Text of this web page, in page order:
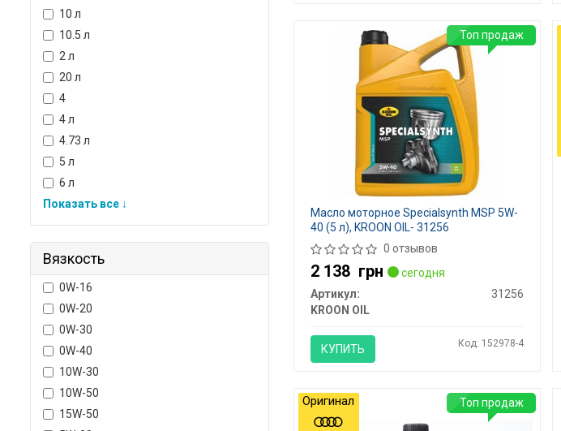
10 л
10.5 л
2 л
20 л
4
4 л
4.73 л
5 л
6 л
Показать все ↓
Вязкость
0W-16
0W-20
0W-30
0W-40
10W-30
10W-50
15W-50
Масло моторное Specialsynth MSP 5W-
40 (5 л), KROON OIL- 31256
0 отзывов
2 138 грн
сегодня
Артикул:
31256
KROON OIL
КУПИТЬ Код: 152978-4
Топ продаж
Топ продаж
Оригинал